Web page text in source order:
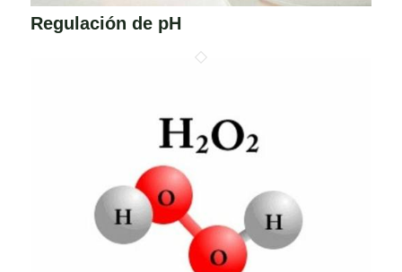
Regulación de pH